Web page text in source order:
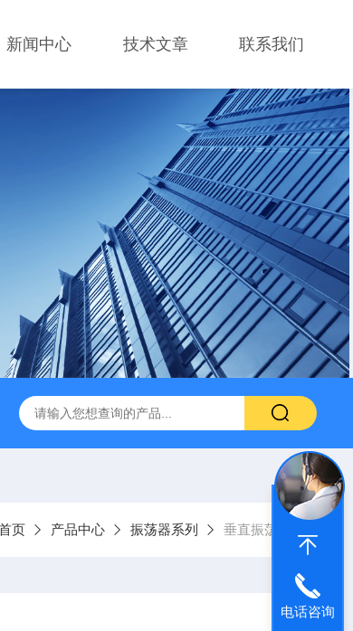
新闻中心 技术文章 联系我们
振荡器 80-2A低速离心机 YXJ-2高速离心机
页 产品中心 振荡器系列 垂直振荡器
电话咨询